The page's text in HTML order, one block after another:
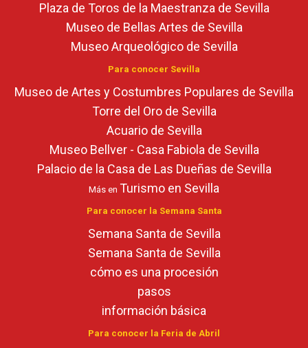
Plaza de Toros de la Maestranza de Sevilla
Museo de Bellas Artes de Sevilla
Museo Arqueológico de Sevilla
Para conocer Sevilla
Museo de Artes y Costumbres Populares de Sevilla
Torre del Oro de Sevilla
Acuario de Sevilla
Museo Bellver - Casa Fabiola de Sevilla
Palacio de la Casa de Las Dueñas de Sevilla
Más en Turismo en Sevilla
Para conocer la Semana Santa
Semana Santa de Sevilla
Semana Santa de Sevilla
cómo es una procesión
pasos
información básica
Para conocer la Feria de Abril